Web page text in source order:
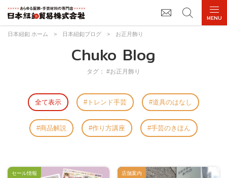
日本紐釦 ホーム > 日本紐釦ブログ > お正月飾り
Chuko Blog
タグ： #お正月飾り
全て表示 トレンド手芸 道具のはなし
商品解説 作り方講座 手芸のきほん
セール情報 店舗案内